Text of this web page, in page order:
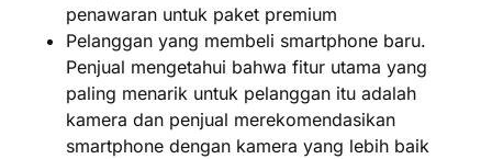
penawaran untuk paket premium
Pelanggan yang membeli smartphone baru.
Penjual mengetahui bahwa fitur utama yang
paling menarik untuk pelanggan itu adalah
kamera dan penjual merekomendasikan
smartphone dengan kamera yang lebih baik